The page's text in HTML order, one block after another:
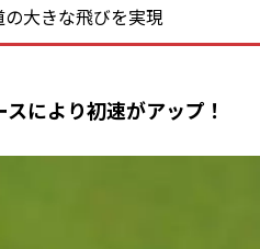
大きな飛びを実現
により初速がアップ！